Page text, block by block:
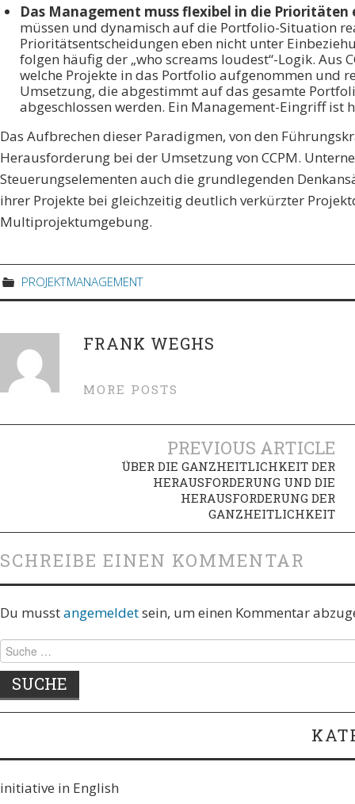
Das Management muss flexibel in die
müssen und dynamisch auf die Portfolio-Situation
Prioritätsentscheidungen eben nicht unter
folgen häufig der „who screams loudest“-Logik. Aus
welche Projekte in das Portfolio aufgenommen und
Umsetzung, die abgestimmt auf das gesamte
abgeschlossen werden. Ein Management-Eingriff ist
Das Aufbrechen dieser Paradigmen, von den
Herausforderung bei der Umsetzung von CCPM.
Steuerungselementen auch die grundlegenden
ihrer Projekte bei gleichzeitig deutlich verkürzter
Multiprojektumgebung.
PROJEKTMANAGEMENT
FRANK WEGHS
MORE POSTS
PREVIOUS ARTICLE
ÜBER DIE GANZHEITLICHKEIT DER
HERAUSFORDERUNG UND DIE
HERAUSFORDERUNG DER
GANZHEITLICHKEIT
SCHREIBE EINEN KOMMENTAR
Du musstangemeldetsein, um einen Kommentar
Suche
nach:
initiative in English